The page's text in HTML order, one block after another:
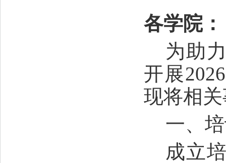
各学院 ：
为助
开展
现将相
一、
成立